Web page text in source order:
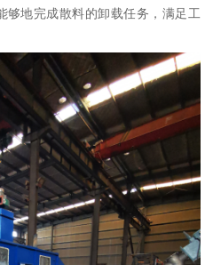
够地完成散料的卸载任务，满足工